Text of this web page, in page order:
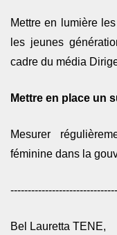
Mettre en lumière
les jeunes
cadre du média
Mettre en place un
Mesurer
féminine dans la
Bel Lauretta TENE,